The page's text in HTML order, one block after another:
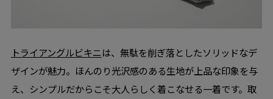
トライアングルビキニは、無駄を削ぎ落としたソリッドなデ
ザインが魅力。ほんのり光沢感のある生地が上品な印象を与
え、シンプルだからこそ大人らしく着こなせる一着です。取